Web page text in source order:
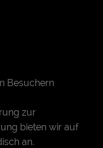
Besuchern
zur
bieten wir auf
an.